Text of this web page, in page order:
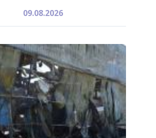
09.08.2026